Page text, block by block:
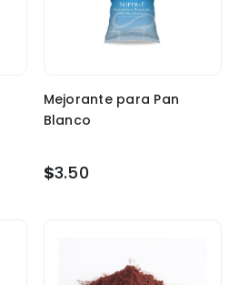
Mejorante para Pan
Blanco
$3.50